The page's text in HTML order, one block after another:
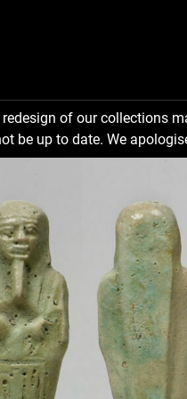
redesign of our collections
be up to date. We